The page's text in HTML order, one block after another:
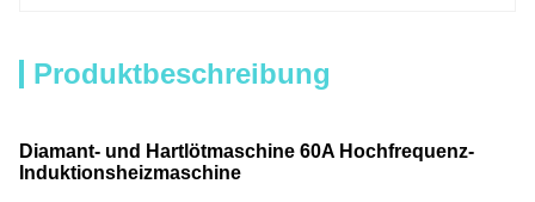
Produktbeschreibung
Diamant- und Hartlötmaschine 60A Hochfrequenz-
Induktionsheizmaschine